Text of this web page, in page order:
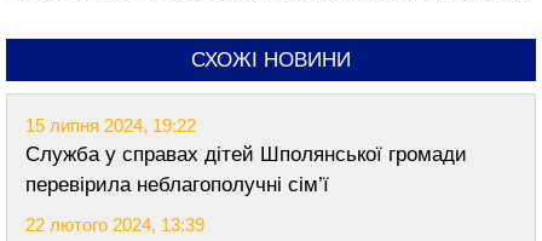
СХОЖІ НОВИНИ
15 липня 2024, 19:22
Служба у справах дітей Шполянської громади
перевірила неблагополучні сім’ї
22 лютого 2024, 13:39